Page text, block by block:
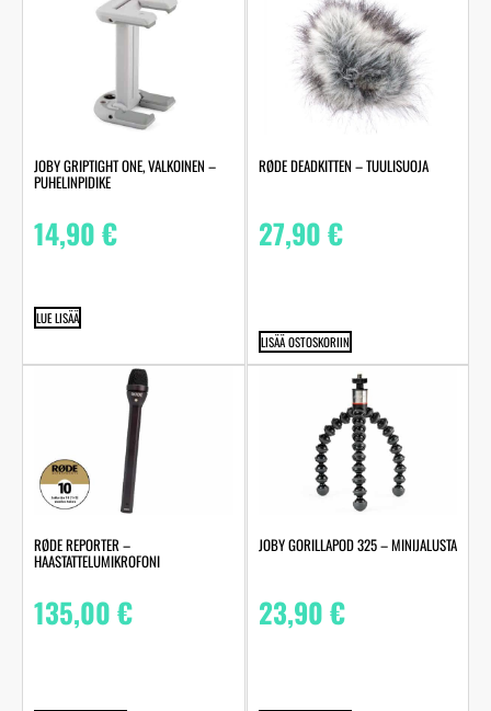
JOBY GRIPTIGHT ONE, VALKOINEN –
PUHELINPIDIKE
14,90€
LUE LISÄÄ
RØDE DEADKITTEN – TUULISUOJA
27,90€
LISÄÄ OSTOSKORIIN
RØDE REPORTER –
HAASTATTELUMIKROFONI
135,00€
JOBY GORILLAPOD 325 – MINIJALUSTA
23,90€